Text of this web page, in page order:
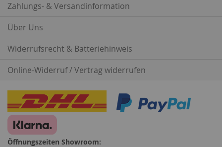
Zahlungs- & Versandinformation
Über Uns
Widerrufsrecht & Batteriehinweis
Online-Widerruf / Vertrag widerrufen
Öffnungszeiten Showroom: